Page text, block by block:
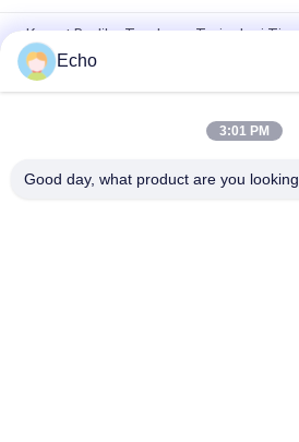
Kawat Berliku Tembaga Terisolasi
Profesional Bersertifikat UL TIW untuk
Kawat TIW Terisolasi Tiga Kawat TIW
TIW-B/F Kawat Terisolasi Tiga Kali
Echo
3:01 PM
Good day, what product are you